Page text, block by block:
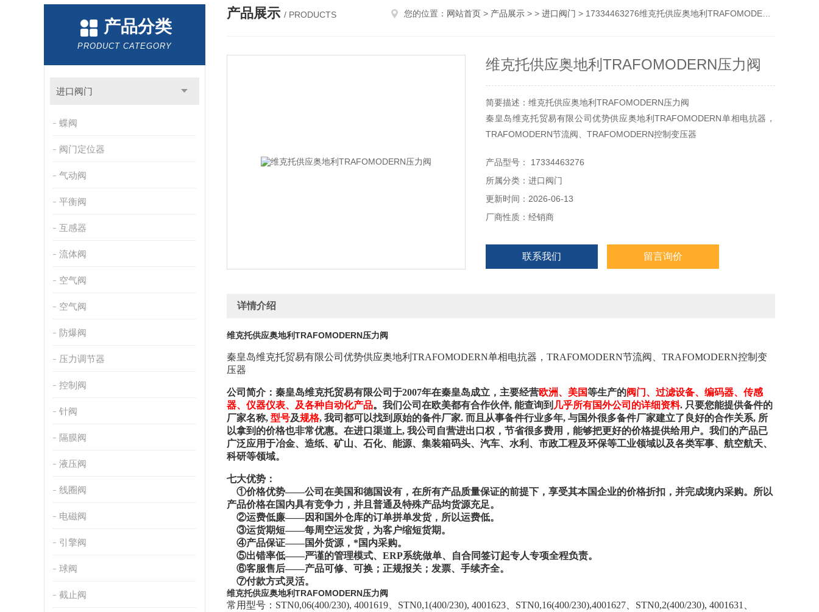
产品分类
PRODUCT CATEGORY
进口阀门
蝶阀
阀门定位器
气动阀
平衡阀
互感器
流体阀
空气阀
空气阀
防爆阀
压力调节器
控制阀
针阀
隔膜阀
液压阀
线圈阀
电磁阀
引擎阀
球阀
截止阀
产品展示 / PRODUCTS 您的位置： 网站首页 > 产品展示 > > 进口阀门 > 17334463276维克托供应奥地利TRAFOMODERN压力阀
维克托供应奥地利TRAFOMODERN压力阀
简要描述：维克托供应奥地利TRAFOMODERN压力阀
秦皇岛维克托贸易有限公司优势供应奥地利TRAFOMODERN单相电抗器，
TRAFOMODERN节流阀、TRAFOMODERN控制变压器
产品型号： 17334463276
所属分类：进口阀门
更新时间：2026-06-13
厂商性质：经销商
联系我们 留言询价
详情介绍
维克托供应奥地利TRAFOMODERN压力阀
秦皇岛维克托贸易有限公司优势供应奥地利 TRAFOMODERN单相电抗器 ， TRAFOMODERN节流阀、TRAFOMODERN控制变
压器
公司简介：秦皇岛维克托贸易有限公司于2007年在秦皇岛成立， 主要经营欧洲、美国等生产的阀门、过滤设备、编码器、传感
器、仪器仪表、及各种自动化产品。 我们公司在欧美都有合作伙伴, 能查询到 几乎所有国外公司的详细资料. 只要您能提供备件的
厂家名称, 型号及规格, 我司都可以找到原始的备件厂家. 而且从事备件行业多年, 与国外很多备件厂家建立了良好的合作关系, 所
以拿到的价格也非常优惠。在进口渠道上, 我公司自营进出口权，节省很多费用，能够把更好的价格提供给用户。我们的产品已
广泛应用于冶金、造纸、矿山、石化、能源、集装箱码头、汽车、水利、市政工程及环保等工业领域以及各类军事、航空航天、
科研等领域。
七大优势：
①价格优势——公司在美国和德国设有，在所有产品质量保证的前提下，享受其本国企业的价格折扣，并完成境内采购。所以
产品价格在国内具有竞争力，并且普通及特殊产品均货源充足。
②运费低廉——因和国外仓库的订单拼单发货，所以运费低。
③运货期短——每周空运发货，为客户缩短货期。
④产品保证——国外货源，*国内采购。
⑤出错率低——严谨的管理模式、ERP系统做单、自合同签订起专人专项全程负责。
⑥客服售后——产品可修、可换；正规报关；发票、手续齐全。
⑦付款方式灵活。
维克托供应奥地利TRAFOMODERN压力阀
常用型号：STN0,06(400/230), 4001619、STN0,1(400/230), 4001623、STN0,16(400/230),4001627、STN0,2(400/230), 4001631、